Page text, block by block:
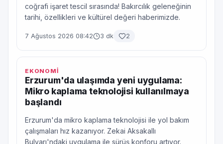
coğrafi işaret tescil sırasında! Bakırcılık geleneğinin
tarihi, özellikleri ve kültürel değeri haberimizde.
7 Ağustos 2026 08:42 3 dk 2
EKONOMİ
Erzurum'da ulaşımda yeni uygulama:
Mikro kaplama teknolojisi kullanılmaya
başlandı
Erzurum'da mikro kaplama teknolojisi ile yol bakım
çalışmaları hız kazanıyor. Zekai Aksakallı
Bulvarı'ndaki uygulama ile sürüş konforu artıyor.